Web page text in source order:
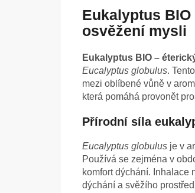
Eukalyptus
osvěžení mysli
Eukalyptus BIO –
Eucalyptus globulus.
mezi oblíbené vůně v
která pomáhá provonět
Přírodní síla
Eucalyptus globulus je v
Používá se zejména v
komfort dýchání. Inhalace
dýchání a svěžího